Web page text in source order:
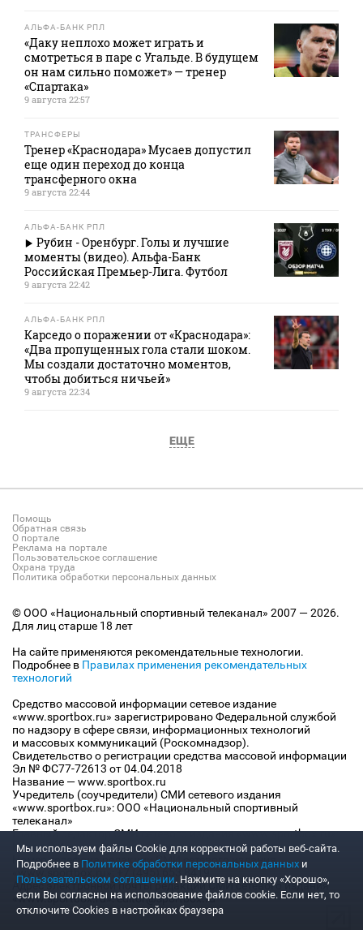
АЛЬФА-БАНК РПЛ
«Даку неплохо может играть и
смотреться в паре с Угальде. В будущем
он нам сильно поможет» — тренер
«Спартака»
9 августа 22:57
ТРАНСФЕРЫ
Тренер «Краснодара» Мусаев допустил
еще один переход до конца
трансферного окна
9 августа 22:44
АЛЬФА-БАНК РПЛ
Рубин - Оренбург. Голы и лучшие
моменты (видео). Альфа-Банк
Российская Премьер-Лига. Футбол
9 августа 22:42
АЛЬФА-БАНК РПЛ
Карседо о поражении от «Краснодара»:
«Два пропущенных гола стали шоком.
Мы создали достаточно моментов,
чтобы добиться ничьей»
9 августа 22:34
ЕЩЕ
Помощь
Обратная связь
О портале
Реклама на портале
Пользовательское соглашение
Охрана труда
Политика обработки персональных данных
© ООО «Национальный спортивный телеканал» 2007 — 2026.
Для лиц старше 18 лет
На сайте применяются рекомендательные технологии.
Подробнее в Правилах применения рекомендательных
технологий
Средство массовой информации сетевое издание
«www.sportbox.ru» зарегистрировано Федеральной службой
по надзору в сфере связи, информационных технологий
и массовых коммуникаций (Роскомнадзор).
Свидетельство о регистрации средства массовой информации
Эл № ФС77-72613 от 04.04.2018
Название — www.sportbox.ru
Учредитель (соучредители) СМИ сетевого издания
«www.sportbox.ru»: ООО «Национальный спортивный
телеканал»
Главный редактор СМИ сетевого издания «www.sportbox.ru»:
Конов В.А.
Номер телефона редакции СМИ сетевого издания
«www.sportbox.ru»: +7 (495) 653 8419
Адрес электронной почты редакции СМИ сетевого издания
«www.sportbox.ru»: editor@sportbox.ru
Мы используем файлы Сookie для корректной работы веб-сайта.
Подробнее в Политике обработки персональных данных и
Пользовательском соглашении. Нажмите на кнопку «Хорошо»,
если Вы согласны на использование файлов cookie. Если нет, то
отключите Cookies в настройках браузера